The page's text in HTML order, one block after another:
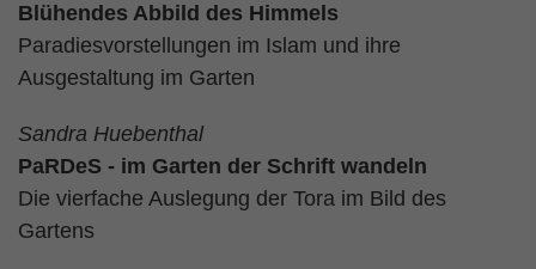
Blühendes Abbild des Himmels
Paradiesvorstellungen im Islam und ihre
Ausgestaltung im Garten
Sandra Huebenthal
PaRDeS - im Garten der Schrift wandeln
Die vierfache Auslegung der Tora im Bild des
Gartens